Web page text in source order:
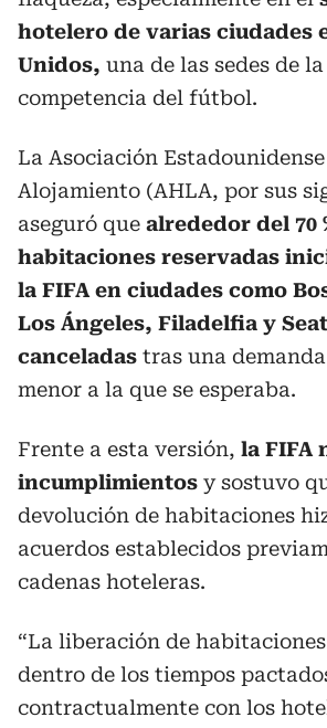
hotelero de varias ciudades
Unidos, una de las sedes de
competencia del fútbol.
La Asociación
Alojamiento (AHLA, por sus
aseguró que alrededor del 70
habitaciones reservadas
la FIFA en ciudades como
Los Ángeles, Filadelfia y
canceladas tras una
menor a la que se esperaba.
Frente a esta versión, la FIFA
incumplimientos y sostuvo
devolución de habitaciones
acuerdos establecidos
cadenas hoteleras.
“La liberación de
dentro de los tiempos
contractualmente con los